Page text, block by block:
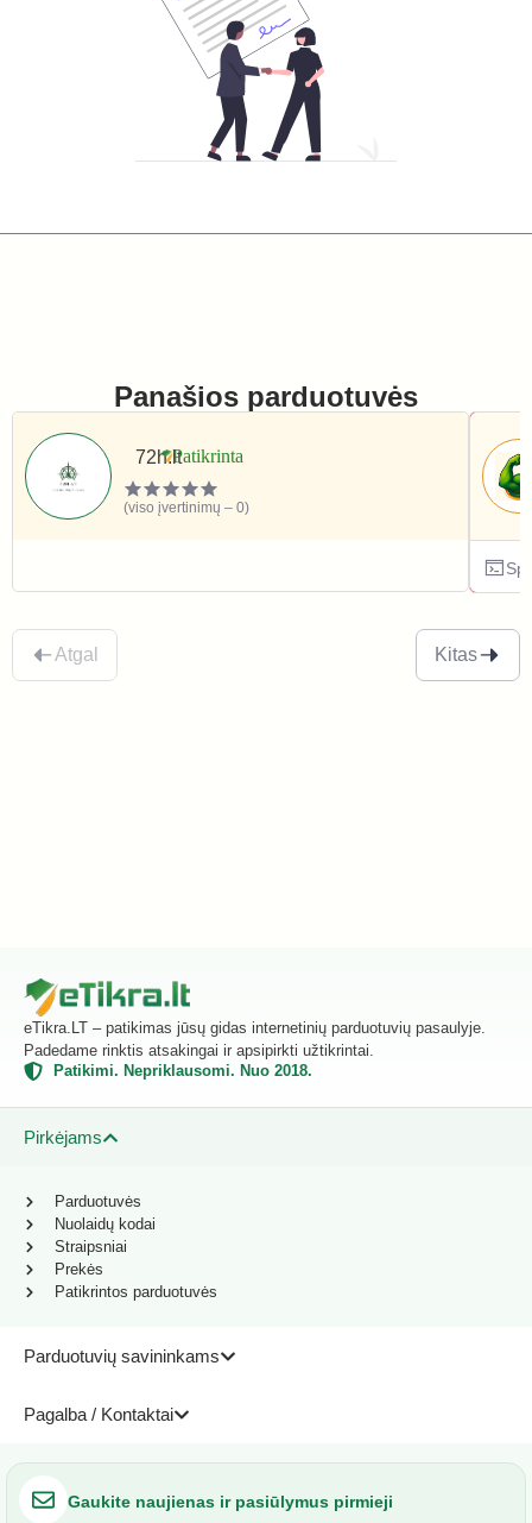
Panašios parduotuvės
72h.lt
(viso įvertinimų – 0)
Atgal Kitas
eTikra.LT – patikimas jūsų gidas internetinių parduotuvių pasaulyje.
Padedame rinktis atsakingai ir apsipirkti užtikrintai.
Patikimi. Nepriklausomi. Nuo 2018.
Pirkėjams
Parduotuvių savininkams
Pagalba / Kontaktai
Parduotuvės
Nuolaidų kodai
Straipsniai
Prekės
Patikrintos parduotuvės
Gaukite naujienas ir pasiūlymus pirmieji